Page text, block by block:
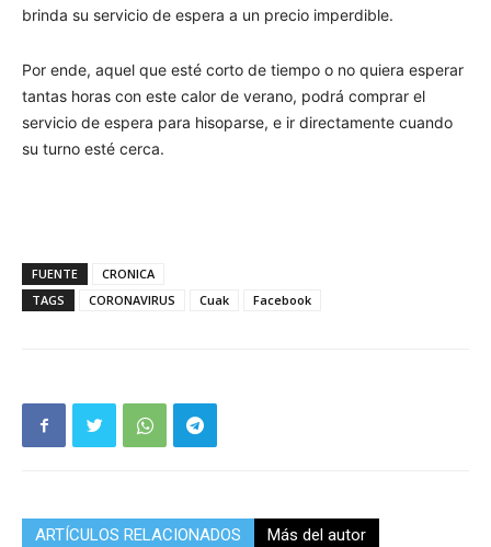
brinda su servicio de espera a un precio imperdible.
Por ende, aquel que esté corto de tiempo o no quiera esperar
tantas horas con este calor de verano, podrá comprar el
servicio de espera para hisoparse, e ir directamente cuando
su turno esté cerca.
FUENTE
CRONICA
TAGS
CORONAVIRUS Cuak Facebook
ARTÍCULOS RELACIONADOS Más del autor